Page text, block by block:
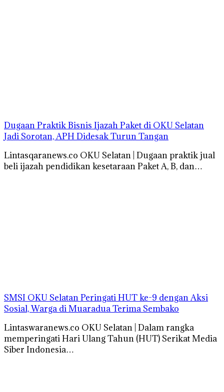
Dugaan Praktik Bisnis Ijazah Paket di OKU Selatan
Jadi Sorotan, APH Didesak Turun Tangan
Lintasqaranews.co OKU Selatan | Dugaan praktik jual
beli ijazah pendidikan kesetaraan Paket A, B, dan…
SMSI OKU Selatan Peringati HUT ke-9 dengan Aksi
Sosial, Warga di Muaradua Terima Sembako
Lintaswaranews.co OKU Selatan | Dalam rangka
memperingati Hari Ulang Tahun (HUT) Serikat Media
Siber Indonesia…